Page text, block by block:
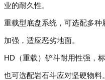
业的耐久性。
重载型底盘系统，可选配多
加强，适应恶劣地面。
HD（重载）铲斗耐用性强，
也可选配岩石斗应对坚硬物料。